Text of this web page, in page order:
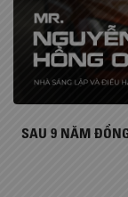
SAU 9 NĂM